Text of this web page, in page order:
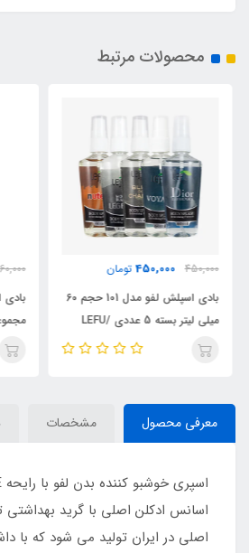
محصولات مرتبط
450,000
450,000 تومان
بادی اسپلش لفو مدل 101 حجم 60
میلی لیتر بسته 5 عددی /LEFU
لیتر/ LEFU
معرفی محصول مشخصات
اسانس ادکلن اصلی با گرید
اصلی در ایران تولید می شود که با